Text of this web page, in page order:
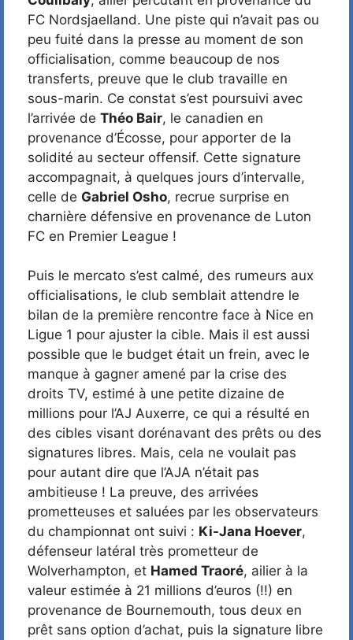
FC Nordsjaelland. Une piste qui n’avait pas ou
peu fuité dans la presse au moment de son
officialisation, comme beaucoup de nos
transferts, preuve que le club travaille en
sous-marin. Ce constat s’est poursuivi avec
l’arrivée de Théo Bair, le canadien en
provenance d’Écosse, pour apporter de la
solidité au secteur offensif. Cette signature
accompagnait, à quelques jours d’intervalle,
celle de Gabriel Osho, recrue surprise en
charnière défensive en provenance de Luton
FC en Premier League !
Puis le mercato s’est calmé, des rumeurs aux
officialisations, le club semblait attendre le
bilan de la première rencontre face à Nice en
Ligue 1 pour ajuster la cible. Mais il est aussi
possible que le budget était un frein, avec le
manque à gagner amené par la crise des
droits TV, estimé à une petite dizaine de
millions pour l’AJ Auxerre, ce qui a résulté en
des cibles visant dorénavant des prêts ou des
signatures libres. Mais, cela ne voulait pas
pour autant dire que l’AJA n’était pas
ambitieuse ! La preuve, des arrivées
prometteuses et saluées par les observateurs
du championnat ont suivi : Ki-Jana Hoever,
défenseur latéral très prometteur de
Wolverhampton, et Hamed Traoré, ailier à la
valeur estimée à 21 millions d’euros (!!) en
provenance de Bournemouth, tous deux en
prêt sans option d’achat, puis la signature libre